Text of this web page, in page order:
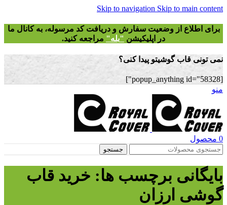
Skip to navigationSkip to
از وضعیت سفارش و دریافتکد مرسوله، به کانال ما
در اپلیکیشن
"بله"مراجعه کنید.
قاب گوشیتو پیدا کنی؟
برچسب ها: خرید قاب
ارزان